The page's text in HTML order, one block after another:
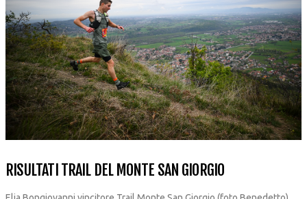
RISULTATI TRAIL DEL MONTE SAN GIORGIO